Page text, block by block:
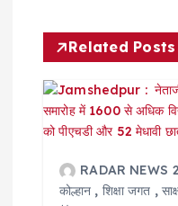
a
v
Related Posts
RADAR NEWS
कोल्हान , शिक्षा जगत ,